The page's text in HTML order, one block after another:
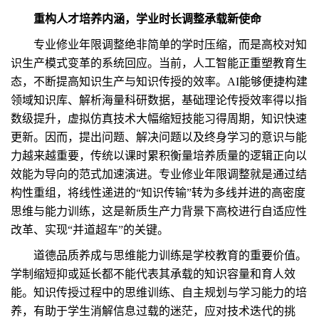
重构人才培养内涵，学业时长调整承载新使命
专业修业年限调整绝非简单的学时压缩，而是高校对知
识生产模式变革的系统回应。当前，人工智能正重塑教育生
态，不断提高知识生产与知识传授的效率。AI能够便捷构建
领域知识库、解析海量科研数据，基础理论传授效率得以指
数级提升，虚拟仿真技术大幅缩短技能习得周期，知识快速
更新。因而，提出问题、解决问题以及终身学习的意识与能
力越来越重要，传统以课时累积衡量培养质量的逻辑正向以
效能为导向的范式加速演进。专业修业年限调整就是通过结
构性重组，将线性递进的“知识传输”转为多线并进的高密度
思维与能力训练，这是新质生产力背景下高校进行自适应性
改革、实现“并道超车”的关键。
道德品质养成与思维能力训练是学校教育的重要价值。
学制缩短抑或延长都不能代表其承载的知识容量和育人效
能。知识传授过程中的思维训练、自主规划与学习能力的培
养，有助于学生消解信息过载的迷茫，应对技术迭代的挑